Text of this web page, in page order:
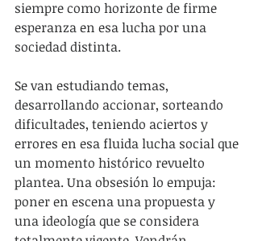
siempre como horizonte de firme
esperanza en esa lucha por una
sociedad distinta.
Se van estudiando temas,
desarrollando accionar, sorteando
dificultades, teniendo aciertos y
errores en esa fluida lucha social que
un momento histórico revuelto
plantea. Una obsesión lo empuja:
poner en escena una propuesta y
una ideología que se considera